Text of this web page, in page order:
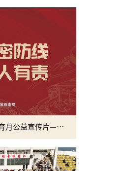
2026年全国保密宣传教育月公益宣传片—方寸之间